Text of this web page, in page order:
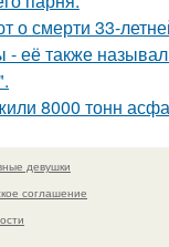
смерти 33-
- её также
8000 тонн
девушки
соглашение